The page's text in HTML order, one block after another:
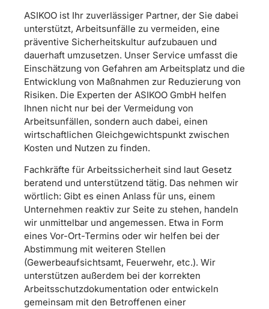
ASIKOO ist Ihr zuverlässiger Partner, der Sie dabei
unterstützt, Arbeitsunfälle zu vermeiden, eine
präventive Sicherheitskultur aufzubauen und
dauerhaft umzusetzen. Unser Service umfasst die
Einschätzung von Gefahren am Arbeitsplatz und die
Entwicklung von Maßnahmen zur Reduzierung von
Risiken. Die Experten der ASIKOO GmbH helfen
Ihnen nicht nur bei der Vermeidung von
Arbeitsunfällen, sondern auch dabei, einen
wirtschaftlichen Gleichgewichtspunkt zwischen
Kosten und Nutzen zu finden.
Fachkräfte für Arbeitssicherheit sind laut Gesetz
beratend und unterstützend tätig. Das nehmen wir
wörtlich: Gibt es einen Anlass für uns, einem
Unternehmen reaktiv zur Seite zu stehen, handeln
wir unmittelbar und angemessen. Etwa in Form
eines Vor-Ort-Termins oder wir helfen bei der
Abstimmung mit weiteren Stellen
(Gewerbeaufsichtsamt, Feuerwehr, etc.). Wir
unterstützen außerdem bei der korrekten
Arbeitsschutzdokumentation oder entwickeln
gemeinsam mit den Betroffenen einer